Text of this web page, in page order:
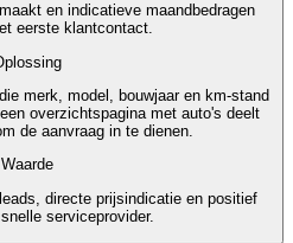
en indicatieve maandbedragen
eerste klantcontact.
merk, model, bouwjaar en km-stand
overzichtspagina met auto's deelt
de aanvraag in te dienen.
Waarde
directe prijsindicatie en positief
serviceprovider.